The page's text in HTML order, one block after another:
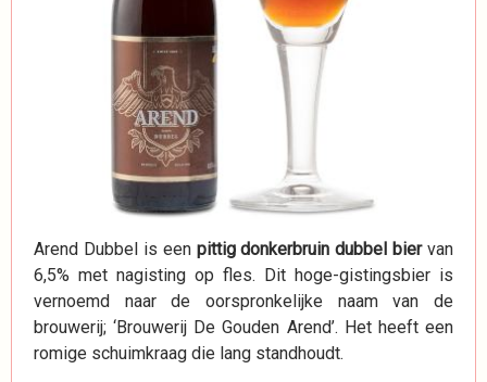
Arend Dubbel is een pittig donkerbruin dubbel biervan
6,5% met nagisting op fles. Dit hoge-gistingsbier is
vernoemd naar de oorspronkelijke naam van de
brouwerij; ‘Brouwerij De Gouden Arend’. Het heeft een
romige schuimkraag die lang standhoudt.